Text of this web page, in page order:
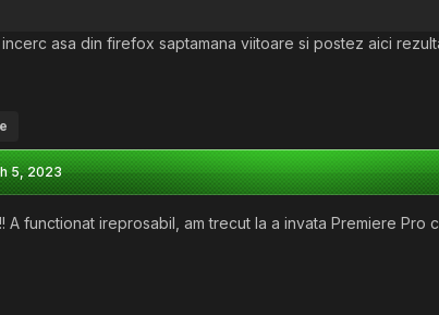
asa din firefox saptamana viitoare si postez aici
5, 2023
A functionat ireprosabil, am trecut la a invata Premiere